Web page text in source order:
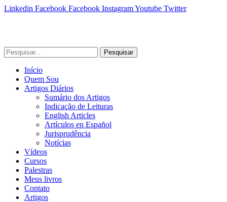
Linkedin Facebook Facebook InstagramYoutube Twitter
Pesquisar
Início
Quem Sou
Artigos Diários
Sumário dos Artigos
Indicação de Leituras
English Articles
Artículos en Español
Jurisprudência
Notícias
Vídeos
Cursos
Palestras
Meus livros
Contato
Artigos